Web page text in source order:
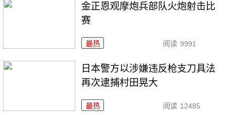
金正恩观摩炮兵部队火炮射击比
赛
最热 阅读 9991
日本警方以涉嫌违反枪支刀具法
再次逮捕村田晃大
最热 阅读 12485